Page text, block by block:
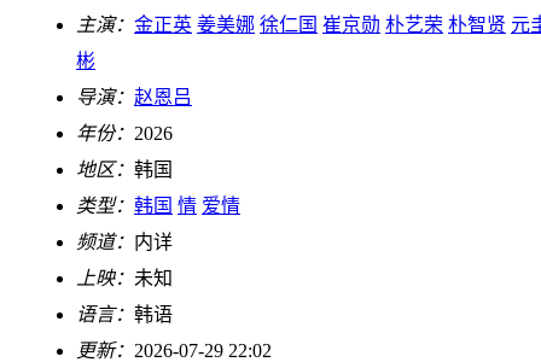
主演： 金正英 姜美娜 徐仁国 崔京勋 朴艺荣 朴智贤 元
彬
导演： 赵恩吕
年份： 2026
地区： 韩国
类型： 韩国 情 爱情
频道： 内详
上映： 未知
语言： 韩语
更新： 2026-07-29 22:02